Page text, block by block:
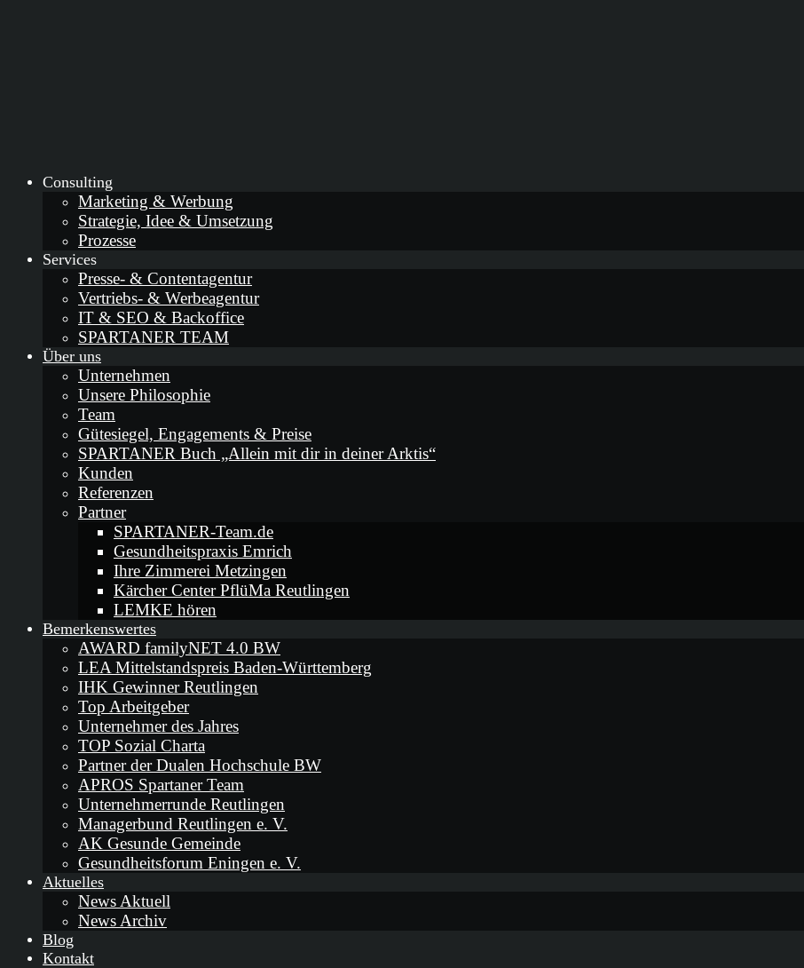
Consulting
Marketing & Werbung
Strategie, Idee & Umsetzung
Prozesse
Services
Presse- & Contentagentur
Vertriebs- & Werbeagentur
IT & SEO & Backoffice
SPARTANER TEAM
Über uns
Unternehmen
Unsere Philosophie
Team
Gütesiegel, Engagements & Preise
SPARTANER Buch „Allein mit dir in deiner Arktis“
Kunden
Referenzen
Partner
SPARTANER-Team.de
Gesundheitspraxis Emrich
Ihre Zimmerei Metzingen
Kärcher Center PflüMa Reutlingen
LEMKE hören
Bemerkenswertes
AWARD familyNET 4.0 BW
LEA Mittelstandspreis Baden-Württemberg
IHK Gewinner Reutlingen
Top Arbeitgeber
Unternehmer des Jahres
TOP Sozial Charta
Partner der Dualen Hochschule BW
APROS Spartaner Team
Unternehmerrunde Reutlingen
Managerbund Reutlingen e. V.
AK Gesunde Gemeinde
Gesundheitsforum Eningen e. V.
Aktuelles
News Aktuell
News Archiv
Blog
Kontakt